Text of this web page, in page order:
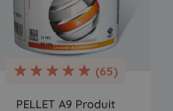
(65)
PELLET A9 Produit